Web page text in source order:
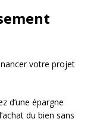
votre projet
d’une épargne
du bien sans